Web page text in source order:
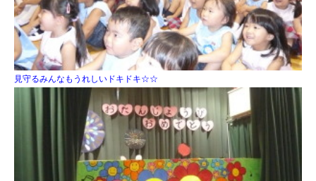
見守るみんなもうれしいドキドキ☆☆